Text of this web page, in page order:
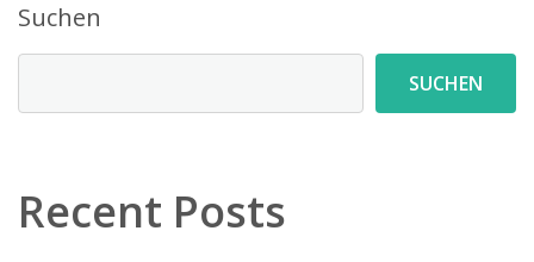
Suchen
SUCHEN
Recent Posts